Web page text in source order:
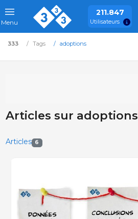
Menu
211.847
Utilisateurs
333 Tags adoptions
Articles sur adoptions
Articles 6